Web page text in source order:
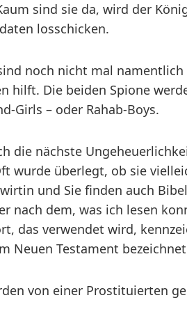
sind sie da, wird der
losschicken.
noch nicht mal
hilft. Die beiden Spione
Girls – oder Rahab-Boys.
die nächste
wurde überlegt, ob sie
und Sie finden auch
nach dem, was ich lesen
das verwendet wird,
Neuen Testament
von einer Prostituierten